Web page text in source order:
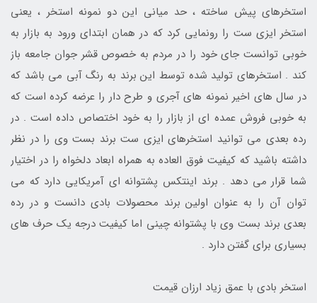
استخرهای پیش ساخته ، حد میانی این دو نمونه استخر ، یعنی
استخر ایزی ست را رونمایی کرد که در همان ابتدای ورود به بازار به
خوبی توانست جای خود را در مردم به خصوص قشر جوان جامعه باز
کند . استخرهای تولید شده توسط این برند به رنگ آبی می باشد که
در سال های اخیر نمونه های آجری و طرح دار را عرضه کرده است که
به خوبی فروش عمده ای از بازار را به خود اختصاص داده است . در
رده بعدی می توانید استخرهای ایزی ست برند بست وی را در نظر
داشته باشید که کیفیت فوق العاده به همراه ابعاد دلخواه را در اختیار
شما قرار می دهد . برند اینتکس پشتوانه ای آمریکایی دارد که می
توان آن را به عنوان اولین برند محصولات بادی دانست و در رده
بعدی برند بست وی با پشتوانه چینی اما کیفیت درجه یک حرف های
بسیاری برای گفتن دارد .
استخر بادی با عمق زیاد ارزان قیمت